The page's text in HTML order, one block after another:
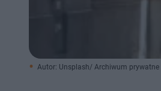
Autor: Unsplash/ Archiwum prywatne